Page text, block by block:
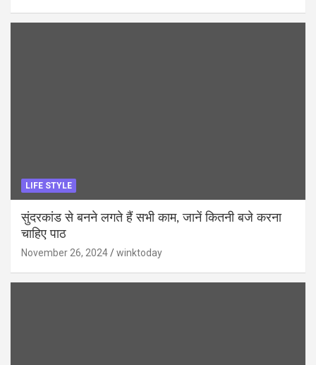
LIFE STYLE
सुंदरकांड से बनने लगते हैं सभी काम, जानें कितनी बजे करना
चाहिए पाठ
November 26, 2024 winktoday